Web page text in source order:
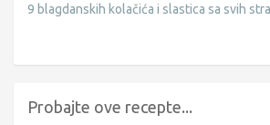
9 blagdanskih kolačića i slastica sa svih
Probajte ove recepte...